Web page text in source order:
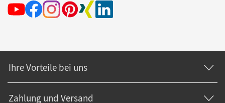
Ihre Vorteile bei uns
Zahlung und Versand